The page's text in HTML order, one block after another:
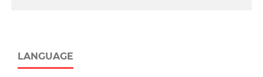
LANGUAGE